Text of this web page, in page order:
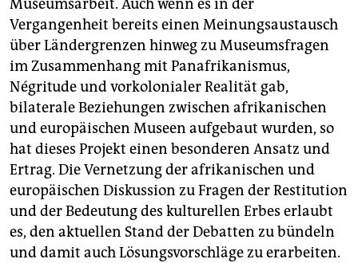
Museumsarbeit. Auch wenn es in der
Vergangenheit bereits einen Meinungsaustausch
über Ländergrenzen hinweg zu Museumsfragen
im Zusammenhang mit Panafrikanismus,
Négritude und vorkolonialer Realität gab,
bilaterale Beziehungen zwischen afrikanischen
und europäischen Museen aufgebaut wurden, so
hat dieses Projekt einen besonderen Ansatz und
Ertrag. Die Vernetzung der afrikanischen und
europäischen Diskussion zu Fragen der Restitution
und der Bedeutung des kulturellen Erbes erlaubt
es, den aktuellen Stand der Debatten zu bündeln
und damit auch Lösungsvorschläge zu erarbeiten.